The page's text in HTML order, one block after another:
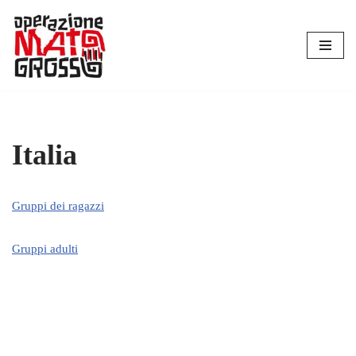
Vai
al
contenuto
Italia
Gruppi dei ragazzi
Gruppi adulti